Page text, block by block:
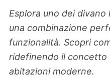
Esplora uno dei
una combinazione
funzionalità. Scopri
ridefinendo il
abitazioni moderne.